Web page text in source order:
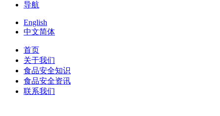
导航
English
中文简体
首页
关于我们
食品安全知识
食品安全资讯
联系我们